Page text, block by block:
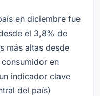
en diciembre fue
el 3,8% de
más altas desde
en
indicador clave
del país)